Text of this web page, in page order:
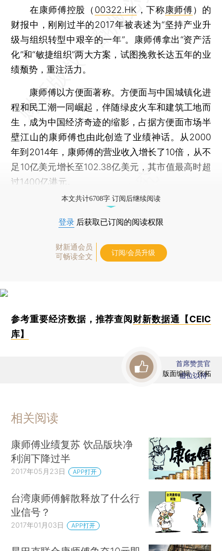
在康师傅控股（ 00322.HK ，下称康师傅）的
财报中，刚刚过半的2017年被表述为“坚持产业升
级与组织转型中艰辛的一年”。康师傅拿出“资产活
化”和“敏捷组织”两大方案，试图挽救长达五年的业
绩颓势，重注活力。
康师傅以方便面著称。方便面与中国城镇化进
程和民工潮一同崛起，伴随绿皮火车和建筑工地而
生，成为中国经济奇迹的缩影，占据方便面市场半
壁江山的康师傅也由此创造了业绩神话。从2000
年到2014年，康师傅的营业收入增长了10倍，从不
足10亿美元增长至102.38亿美元，其市值最高时超
过1400亿港元。
本文共计6708字 订阅后继续阅读
登录 后获取已订阅的阅读权限
财新通会员
可畅读全文
订阅/会员升级
参考重要经济数据，推荐查阅财新数据通【CEIC
库】
版面编辑：张柘
首席赞赏官
虚位以待
相关阅读
康师傅业绩复苏 饮品版块净
利润下降过半
2017年05月23日 APP打开
台湾康师傅解散释放了什么行
业信号？
2017年01月03日 APP打开